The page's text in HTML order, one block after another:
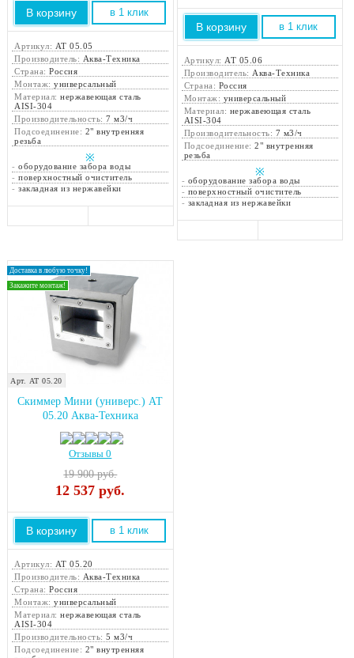
В корзину в 1 клик
Артикул: АТ 05.05
Производитель: Аква-Техника
Страна:Россия
Монтаж:универсальный
Материал:нержавеющая сталь
AISI-304
Производительность:7 м3/ч
Подсоединение: 2" внутренняя
резьба
※
-оборудование забора воды
-поверхностный очиститель
-закладная из нержавейки
В корзину в 1 клик
Артикул: АТ 05.06
Производитель: Аква-Техника
Страна: Россия
Монтаж: универсальный
Материал: нержавеющая сталь
AISI-304
Производительность: 7 м3/ч
Подсоединение:2" внутренняя
резьба
※
- оборудование забора воды
- поверхностный очиститель
- закладная из нержавейки
Доставка в любую точку!
Закажите монтаж!
Арт. АТ 05.20
Скиммер Мини (универс.) АТ
05.20 Аква-Техника
Отзывы 0
19 900 руб.
12 537 руб.
В корзину в 1 клик
Артикул: АТ 05.20
Производитель: Аква-Техника
Страна:Россия
Монтаж:универсальный
Материал:нержавеющая сталь
AISI-304
Производительность:5 м3/ч
Подсоединение: 2" внутренняя